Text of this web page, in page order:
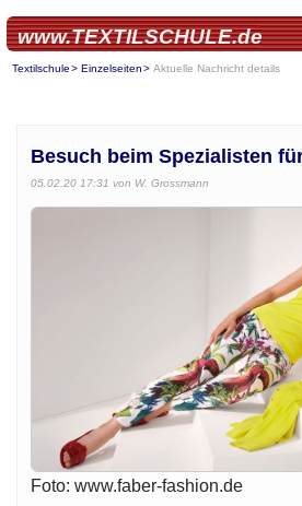
www.TEXTILSCHULE.de
Textilschule Einzelseiten Aktuelle Nachricht details
Besuch beim Spezialisten
05.02.20 17:31 von W. Grossmann
Foto: www.faber-fashion.de